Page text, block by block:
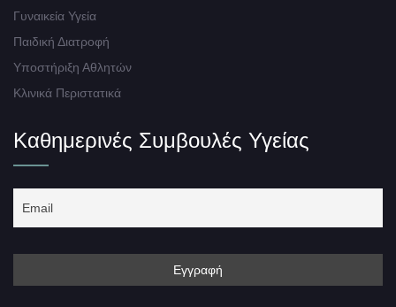
Γυναικεία Υγεία
Παιδική Διατροφή
Υποστήριξη Αθλητών
Κλινικά Περιστατικά
Καθημερινές Συμβουλές Υγείας